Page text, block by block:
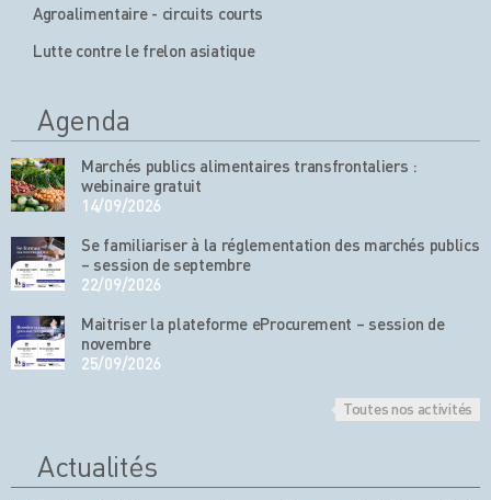
Agroalimentaire - circuits courts
Lutte contre le frelon asiatique
Agenda
Marchés publics alimentaires transfrontaliers :
webinaire gratuit
14/09/2026
Se familiariser à la réglementation des marchés publics
– session de septembre
22/09/2026
Maitriser la plateforme eProcurement – session de
novembre
25/09/2026
Toutes nos activités
Actualités